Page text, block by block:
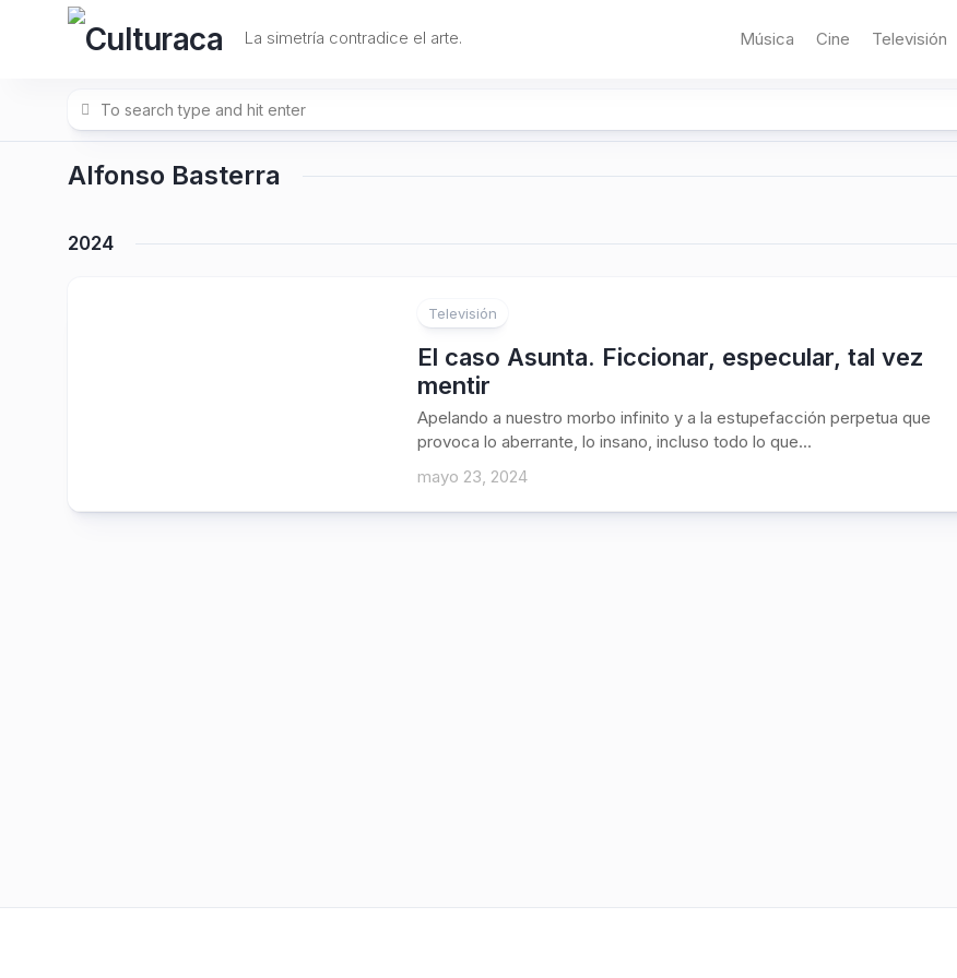
La simetría contradice el arte. Música Cine Televisión
Alfonso Basterra
2024
Televisión
El caso Asunta. Ficcionar, especular, tal vez
mentir
Apelando a nuestro morbo infinito y a la estupefacción perpetua que
provoca lo aberrante, lo insano, incluso todo lo que...
mayo 23, 2024